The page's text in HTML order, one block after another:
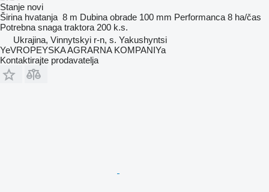
Stanje novi
Širina hvatanja 8 m Dubina obrade 100 mm Performanca 8 ha/čas
Potrebna snaga traktora 200 k.s.
Ukrajina, Vinnytskyi r-n, s. Yakushyntsi
YeVROPEYSKA AGRARNA KOMPANIYa
Kontaktirajte prodavatelja